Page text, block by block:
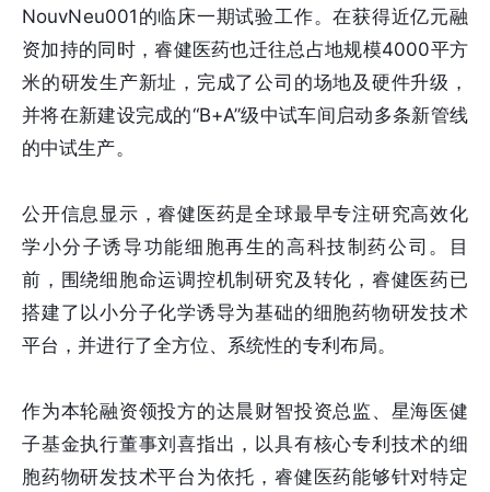
NouvNeu001的临床一期试验工作。在获得近亿元融
资加持的同时，睿健医药也迁往总占地规模4000平方
米的研发生产新址，完成了公司的场地及硬件升级，
并将在新建设完成的“B+A”级中试车间启动多条新管线
的中试生产。
公开信息显示，睿健医药是全球最早专注研究高效化
学小分子诱导功能细胞再生的高科技制药公司。目
前，围绕细胞命运调控机制研究及转化，睿健医药已
搭建了以小分子化学诱导为基础的细胞药物研发技术
平台，并进行了全方位、系统性的专利布局。
作为本轮融资领投方的达晨财智投资总监、星海医健
子基金执行董事刘喜指出，以具有核心专利技术的细
胞药物研发技术平台为依托，睿健医药能够针对特定